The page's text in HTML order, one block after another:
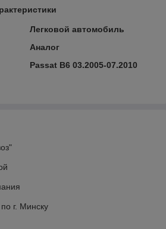
Легковой автомобиль
Аналог
Passat B6 03.2005-07.2010
г. Минску